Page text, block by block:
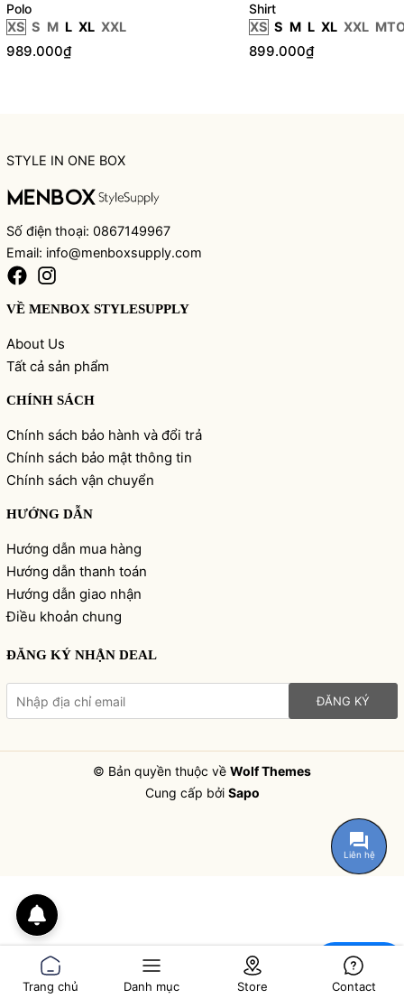
Polo
XS S M L XL XXL
989.000₫
Shirt
XS S M L XL XXL
899.000₫
STYLE IN ONE BOX
Số điện thoại: 0867149967
Email: info@menboxsupply.com
VỀ MENBOX STYLESUPPLY
About Us
Tất cả sản phẩm
CHÍNH SÁCH
Chính sách bảo hành và đổi trả
Chính sách bảo mật thông tin
Chính sách vận chuyển
HƯỚNG DẪN
Hướng dẫn mua hàng
Hướng dẫn thanh toán
Hướng dẫn giao nhận
Điều khoản chung
ĐĂNG KÝ NHẬN DEAL
ĐĂNG KÝ
© Bản quyền thuộc về Wolf Themes
Cung cấp bởi Sapo
Trang chủ Danh mục Store Contact
Liên hệ
Chat